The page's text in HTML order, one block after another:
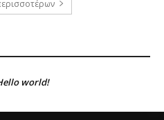
world!